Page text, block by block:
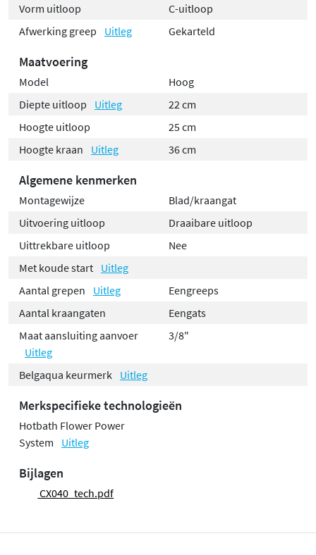
Vorm uitloop
C-uitloop
Afwerking greep
Uitleg Gekarteld
Maatvoering
Model
Hoog
Diepte uitloop
Uitleg
22 cm
Hoogte uitloop
25 cm
Hoogte kraan
Uitleg 36 cm
Algemene kenmerken
Montagewijze
Blad/kraangat
Uitvoering uitloop
Draaibare uitloop
Uittrekbare uitloop
Nee
Met koude start Uitleg
Aantal grepen
Uitleg
Eengreeps
Aantal kraangaten
Eengats
Maat aansluiting aanvoer
Uitleg
3/8"
Belgaqua keurmerk Uitleg
Merkspecifieke technologieën
Hotbath Flower Power
System
Uitleg
Bijlagen
CX040_tech.pdf